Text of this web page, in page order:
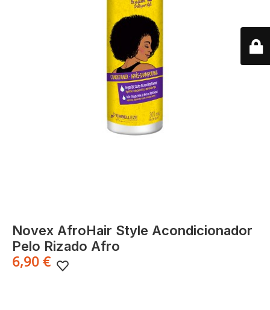
Novex AfroHair Style Acondicionador
Pelo Rizado Afro
6,90 €